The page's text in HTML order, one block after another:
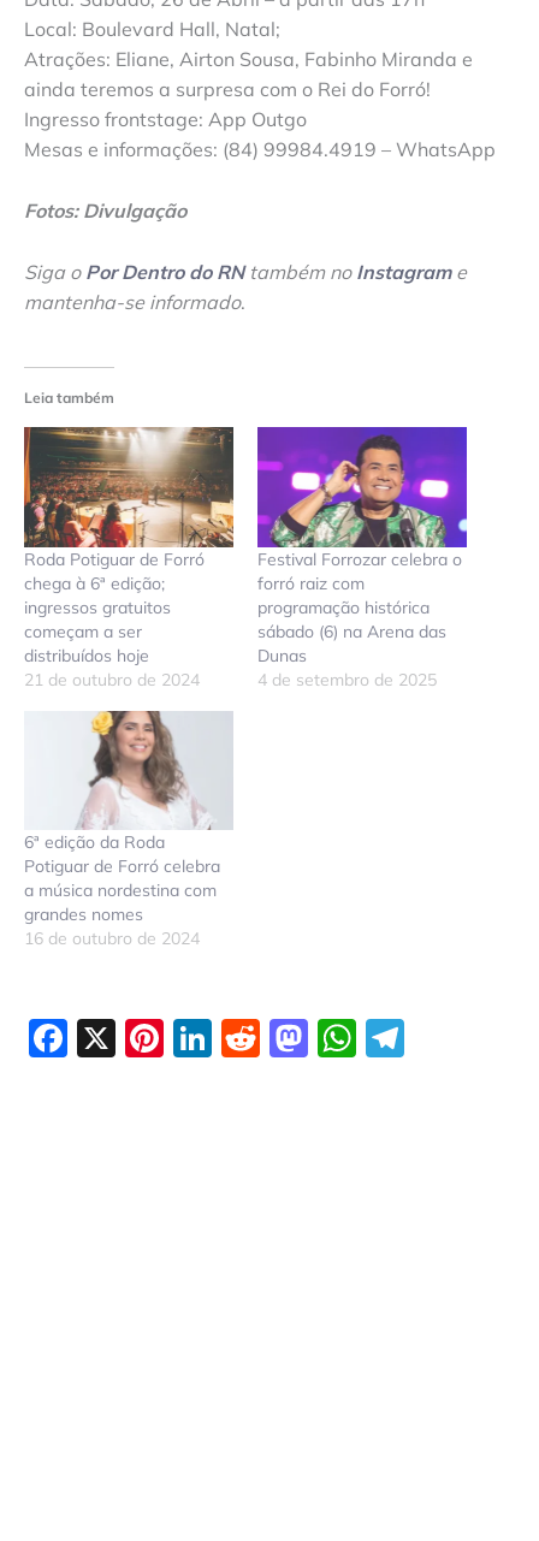
Local: Boulevard Hall, Natal;
Atrações: Eliane, Airton Sousa, Fabinho Miranda e
ainda teremos a surpresa com o Rei do Forró!
Ingresso frontstage: App Outgo
Mesas e informações: (84) 99984.4919 – WhatsApp
Fotos: Divulgação
Siga o Por Dentro do RNtambém no Instagrame
mantenha-se informado.
Leia também
Roda Potiguar de Forró
chega à 6ª edição;
ingressos gratuitos
começam a ser
distribuídos hoje
21 de outubro de 2024
Festival Forrozar celebra o
forró raiz com
programação histórica
sábado (6) na Arena das
Dunas
4 de setembro de 2025
6ª edição da Roda
Potiguar de Forró celebra
a música nordestina com
grandes nomes
16 de outubro de 2024
Facebook
X Pinterest
LinkedIn
Reddit
Mastodon